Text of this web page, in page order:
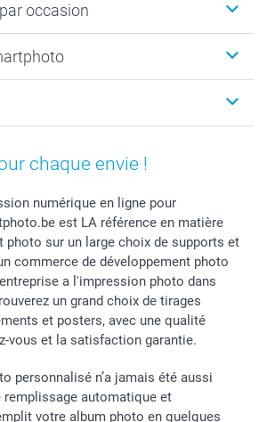
Agendas photo
cadeau
occasion
chaque envie !
numérique en ligne pour
est LA référence en matière
photo sur un large choix de supports et
commerce de développement photo
a l'impression photo dans
un grand choix de tirages
et posters, avec une qualité
vous et la satisfaction garantie.
personnalisé n’a jamais été aussi
automatique et
votre album photo en quelques